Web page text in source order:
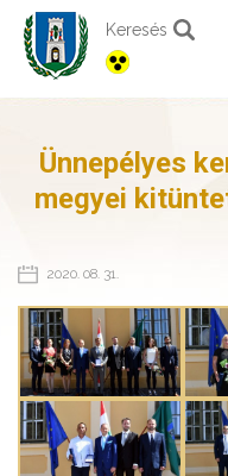
Keresés
Ünnepélyes
megyei
2020. 08. 31.